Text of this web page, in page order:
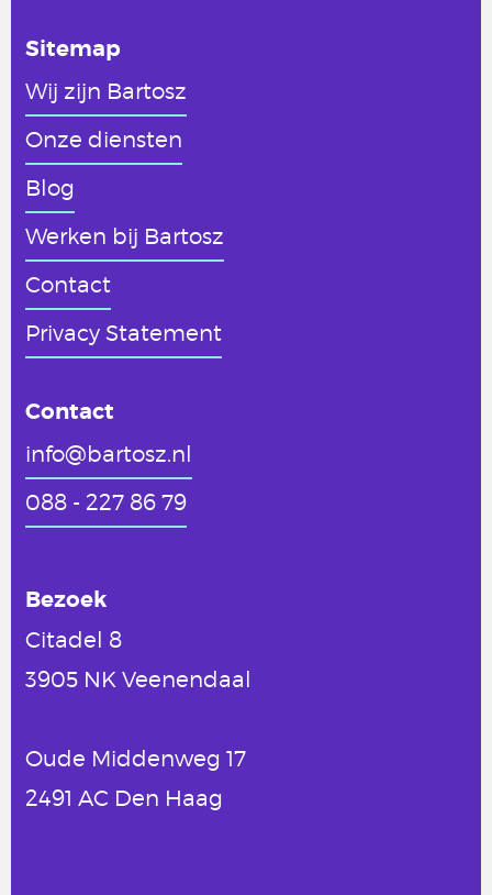
Sitemap
Wij zijn Bartosz
Onze diensten
Blog
Werken bij Bartosz
Contact
Privacy Statement
Contact
info@bartosz.nl
088 - 227 86 79
Bezoek
Citadel 8
3905 NK Veenendaal
Oude Middenweg 17
2491 AC Den Haag